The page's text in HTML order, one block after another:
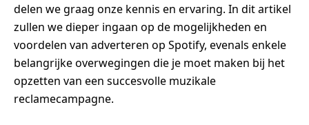
delen we graag onze kennis en ervaring. In dit artikel
zullen we dieper ingaan op de mogelijkheden en
voordelen van adverteren op Spotify, evenals enkele
belangrijke overwegingen die je moet maken bij het
opzetten van een succesvolle muzikale
reclamecampagne.